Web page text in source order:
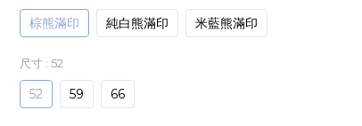
棕熊滿印 純白熊滿印 米藍熊滿印
尺寸 : 52
52 59 66